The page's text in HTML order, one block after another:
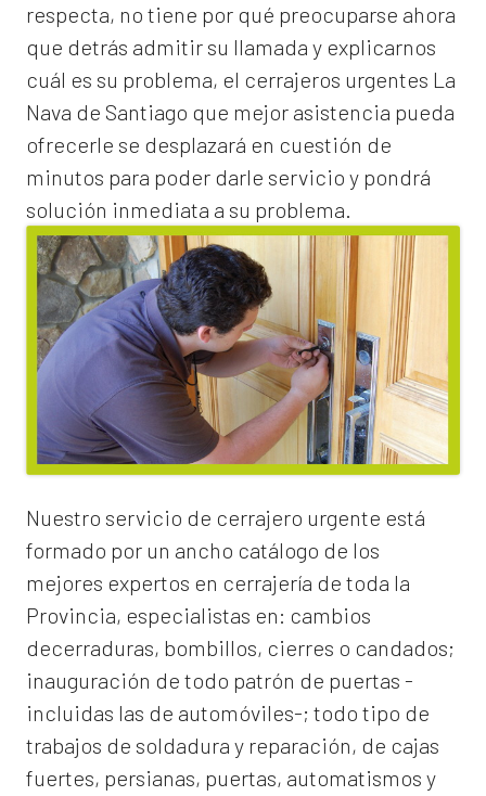
respecta, no tiene por qué preocuparse ahora
que detrás admitir su llamada y explicarnos
cuál es su problema, el cerrajeros urgentes La
Nava de Santiago que mejor asistencia pueda
ofrecerle se desplazará en cuestión de
minutos para poder darle servicio y pondrá
solución inmediata a su problema.
Nuestro servicio de cerrajero urgente está
formado por un ancho catálogo de los
mejores expertos en cerrajería de toda la
Provincia, especialistas en: cambios
decerraduras, bombillos, cierres o candados;
inauguración de todo patrón de puertas -
incluidas las de automóviles-; todo tipo de
trabajos de soldadura y reparación, de cajas
fuertes, persianas, puertas, automatismos y